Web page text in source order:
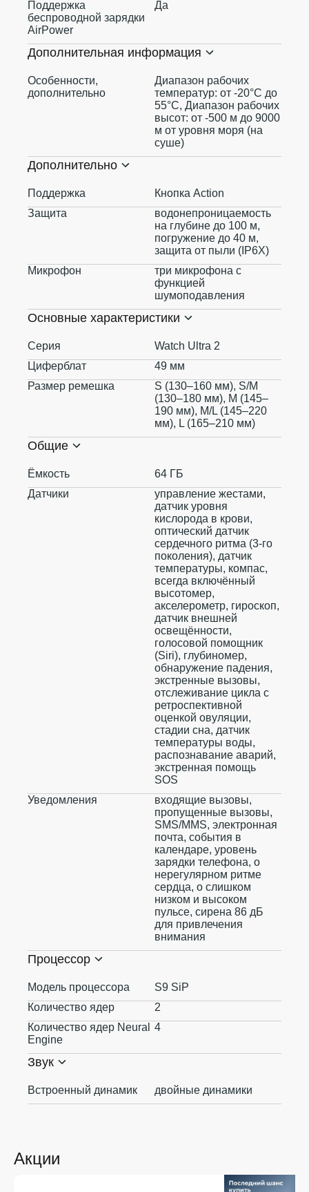
Акции
Поддержка
беспроводной зарядки
AirPower
Да
Дополнительная информация
Особенности,
дополнительно
Диапазон рабочих
температур: от -20°C до
55°C, Диапазон рабочих
высот: от -500 м до 9000
м от уровня моря (на
суше)
Дополнительно
Поддержка
Кнопка Action
Защита
водонепроницаемость
на глубине до 100 м,
погружение до 40 м,
защита от пыли (IP6X)
Микрофон
три микрофона с
функцией
шумоподавления
Основные характеристики
Серия
Watch Ultra 2
Циферблат
49 мм
Размер ремешка
S (130–160 мм), S/M
(130–180 мм), M (145–
190 мм), M/L (145–220
мм), L (165–210 мм)
Общие
Ёмкость
64 ГБ
Датчики
управление жестами,
датчик уровня
кислорода в крови,
оптический датчик
сердечного ритма (3‑го
поколения), датчик
температуры, компас,
всегда включённый
высотомер,
акселерометр, гироскоп,
датчик внешней
освещённости,
голосовой помощник
(Siri), глубиномер,
обнаружение падения,
экстренные вызовы,
отслеживание цикла с
ретроспективной
оценкой овуляции,
стадии сна, датчик
температуры воды,
распознавание аварий,
экстренная помощь
SOS
Уведомления
входящие вызовы,
пропущенные вызовы,
SMS/MMS, электронная
почта, события в
календаре, уровень
зарядки телефона, о
нерегулярном ритме
сердца, о слишком
низком и высоком
пульсе, сирена 86 дБ
для привлечения
внимания
Процессор
Модель процессора
S9 SiP
Количество ядер
2
Количество ядер Neural
Engine
4
Звук
Встроенный динамик двойные динамики